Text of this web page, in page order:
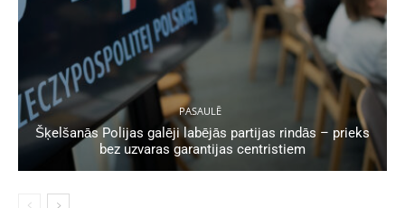
PASAULĒ
Šķelšanās Polijas galēji labējās partijas rindās – prieks
bez uzvaras garantijas centristiem